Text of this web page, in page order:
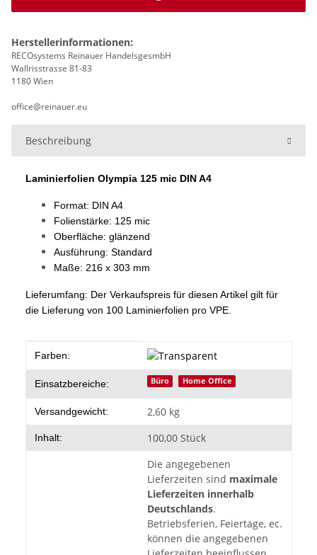
Herstellerinformationen:
RECOsystems Reinauer HandelsgesmbH
Wallrisstrasse 81-83
1180 Wien
office@reinauer.eu
Beschreibung
Laminierfolien Olympia 125 mic DIN A4
Format: DIN A4
Folienstärke: 125 mic
Oberfläche: glänzend
Ausführung: Standard
Maße: 216 x 303 mm
Lieferumfang: Der Verkaufspreis für diesen Artikel gilt für
die Lieferung von 100 Laminierfolien pro VPE.
Produkteigenschaft
Wert
Farben:
Einsatzbereiche: Büro Home Office
Versandgewicht: 2,60 kg
Inhalt:
100,00 Stück
Die angegebenen
Lieferzeiten sind maximale
Lieferzeiten innerhalb
Deutschlands.
Betriebsferien, Feiertage, ec.
können die angegebenen